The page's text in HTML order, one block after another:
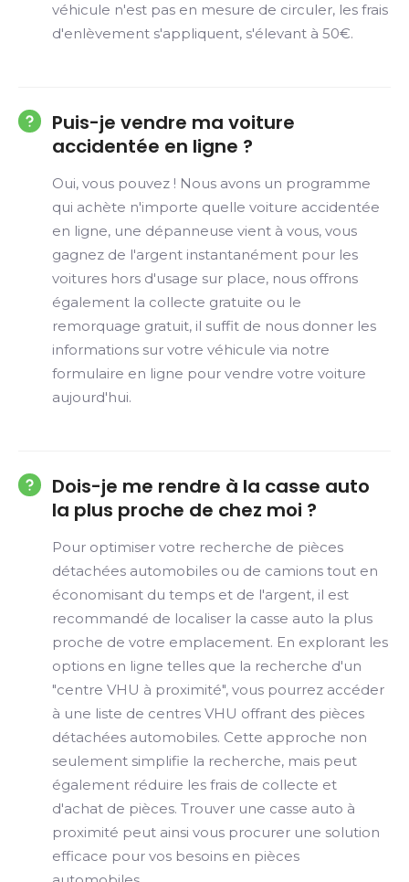
véhicule n'est pas en mesure de circuler, les frais
d'enlèvement s'appliquent, s'élevant à 50€.
Puis-je vendre ma voiture
accidentée en ligne ?
Oui, vous pouvez ! Nous avons un programme
qui achète n'importe quelle voiture accidentée
en ligne, une dépanneuse vient à vous, vous
gagnez de l'argent instantanément pour les
voitures hors d'usage sur place, nous offrons
également la collecte gratuite ou le
remorquage gratuit, il suffit de nous donner les
informations sur votre véhicule via notre
formulaire en ligne pour vendre votre voiture
aujourd'hui.
Dois-je me rendre à la casse auto
la plus proche de chez moi ?
Pour optimiser votre recherche de pièces
détachées automobiles ou de camions tout en
économisant du temps et de l'argent, il est
recommandé de localiser la casse auto la plus
proche de votre emplacement. En explorant les
options en ligne telles que la recherche d'un
"centre VHU à proximité", vous pourrez accéder
à une liste de centres VHU offrant des pièces
détachées automobiles. Cette approche non
seulement simplifie la recherche, mais peut
également réduire les frais de collecte et
d'achat de pièces. Trouver une casse auto à
proximité peut ainsi vous procurer une solution
efficace pour vos besoins en pièces